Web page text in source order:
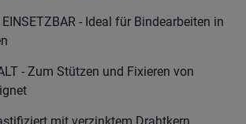
EINSETZBAR - Ideal für Bindearbeiten in
- Zum Stützen und Fixieren von